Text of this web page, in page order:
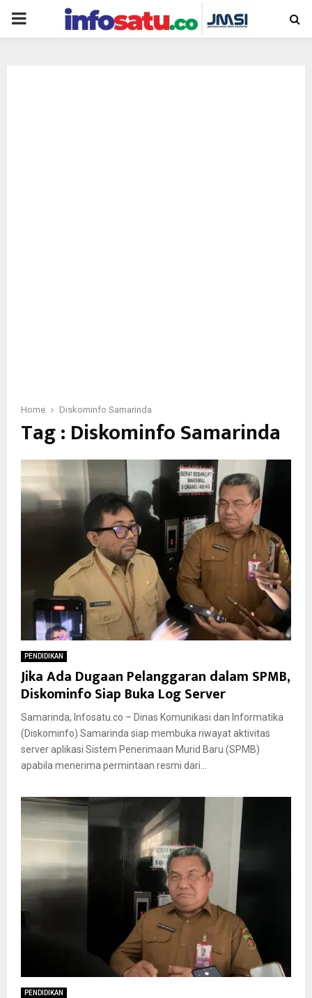
PRIMARY
Home Diskominfo Samarinda
Tag : Diskominfo Samarinda
PENDIDIKAN
Jika Ada Dugaan Pelanggaran dalam SPMB,
Diskominfo Siap Buka Log Server
Samarinda, Infosatu.co – Dinas Komunikasi dan Informatika
(Diskominfo) Samarinda siap membuka riwayat aktivitas
server aplikasi Sistem Penerimaan Murid Baru (SPMB)
apabila menerima permintaan resmi dari...
PENDIDIKAN